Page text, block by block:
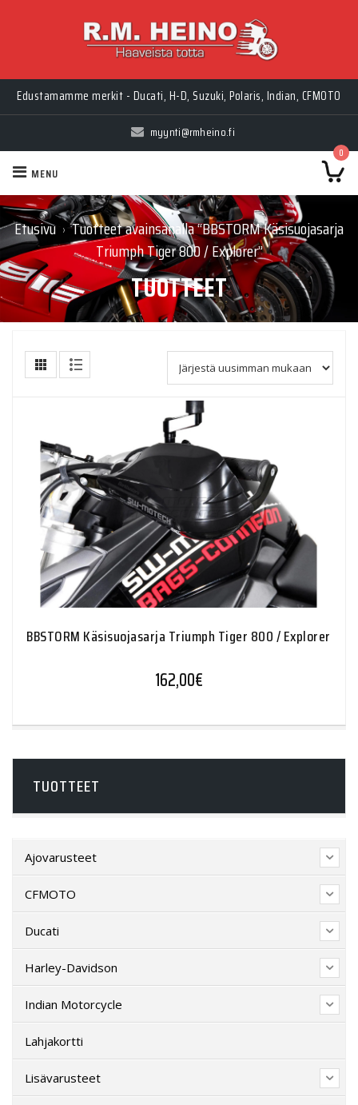
Edustamamme merkit - Ducati, H-D, Suzuki, Polaris, Indian, CFMOTO
myynti@rmheino.fi
0
MENU
Etusivu › Tuotteet avainsanalla “BBSTORM Käsisuojasarja
Triumph Tiger 800 / Explorer”
TUOTTEET
BBSTORM Käsisuojasarja Triumph Tiger 800 / Explorer
162,00€
TUOTTEET
Ajovarusteet
CFMOTO
Ducati
Harley-Davidson
Indian Motorcycle
Lahjakortti
Lisävarusteet